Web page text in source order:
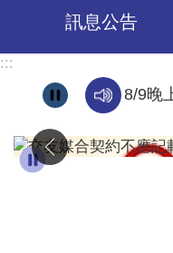
訊息公告
:::
8/9晚